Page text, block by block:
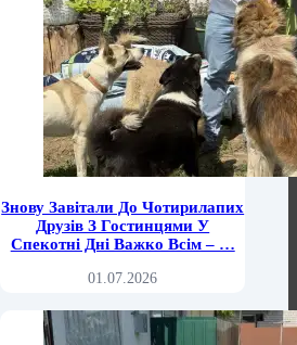
Знову Завітали До Чотирилапих
Друзів З Гостинцями У
Спекотні Дні Важко Всім – …
01.07.2026